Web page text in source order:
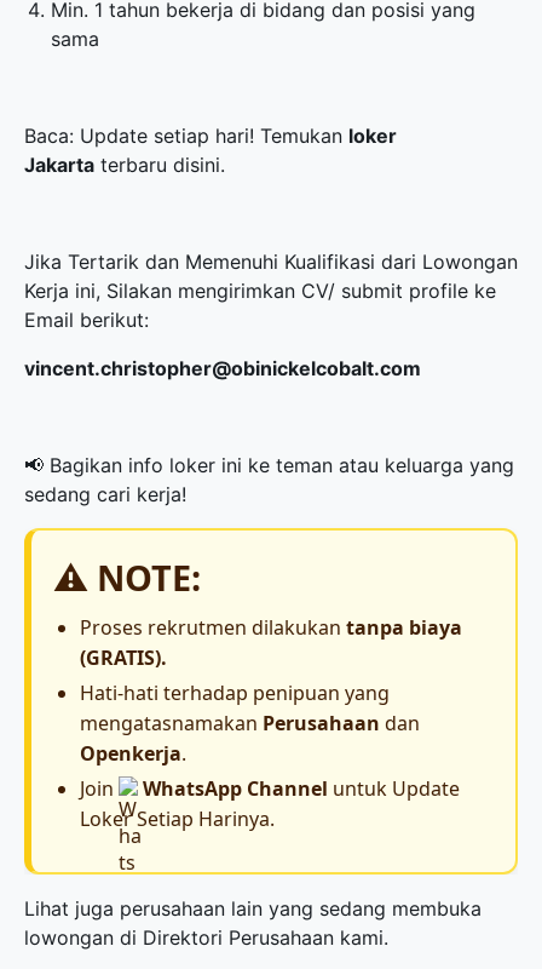
Min. 1 tahun bekerja di bidang dan posisi yang
sama
Baca: Update setiap hari! Temukan loker
Jakarta terbaru disini.
Jika Tertarik dan Memenuhi Kualifikasi dari Lowongan
Kerja ini, Silakan mengirimkan CV/ submit profile ke
Email berikut:
vincent.christopher@obinickelcobalt.com
📢 Bagikan info loker ini ke teman atau keluarga yang
sedang cari kerja!
⚠️ NOTE:
Proses rekrutmen dilakukantanpa biaya
(GRATIS).
Hati-hati terhadap penipuan yang
mengatasnamakan Perusahaan dan
Openkerja.
Join
WhatsApp Channel untuk Update
Loker Setiap Harinya.
Lihat juga perusahaan lain yang sedang membuka
lowongan di Direktori Perusahaan kami.